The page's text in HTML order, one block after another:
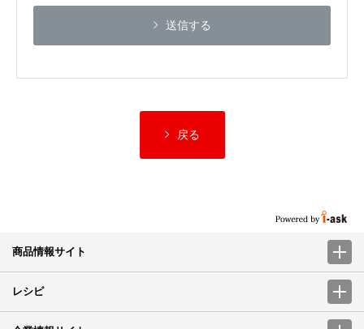
送信する
戻る
商品情報サイト
レシピ